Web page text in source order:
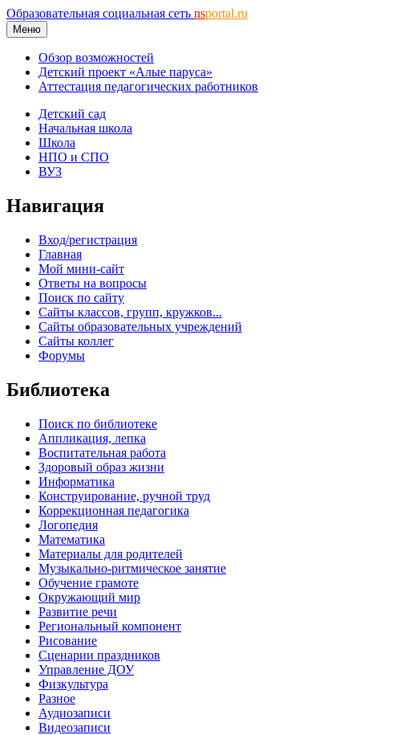
Образовательная социальная сеть nsportal.ru
Меню
Обзор возможностей
Детский проект «Алые паруса»
Аттестация педагогических работников
Детский сад
Начальная школа
Школа
НПО и СПО
ВУЗ
Навигация
Вход/регистрация
Главная
Мой мини-сайт
Ответы на вопросы
Поиск по сайту
Сайты классов, групп, кружков...
Сайты образовательных учреждений
Сайты коллег
Форумы
Библиотека
Поиск по библиотеке
Аппликация, лепка
Воспитательная работа
Здоровый образ жизни
Информатика
Конструирование, ручной труд
Коррекционная педагогика
Логопедия
Математика
Материалы для родителей
Музыкально-ритмическое занятие
Обучение грамоте
Окружающий мир
Развитие речи
Региональный компонент
Рисование
Сценарии праздников
Управление ДОУ
Физкультура
Разное
Аудиозаписи
Видеозаписи